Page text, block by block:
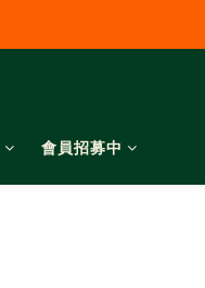
會員招募中